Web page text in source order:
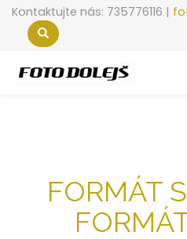
Kontaktujte nás: 735776116 |
FORMÁT